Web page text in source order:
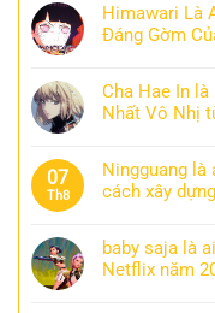
Himawari Là
Đáng Gờm
Cha Hae In
Nhất Vô Nhị
07
Th8
Ningguang là
cách xây
baby saja là
Netflix năm